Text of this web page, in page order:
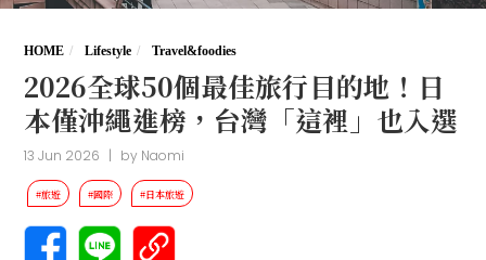
HOME Lifestyle Travel&foodies
2026全球50個最佳旅行目的地！日
本僅沖繩進榜，台灣「這裡」也入選
13 Jun 2026 | by Naomi
#旅遊 #國際 #日本旅遊